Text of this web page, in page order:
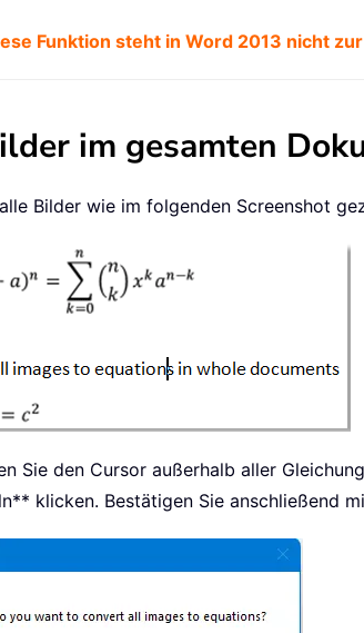
Funktion steht in Word 2013 nicht
im gesamten
Bilder wie im folgenden Screenshot
Sie den Cursor außerhalb aller
klicken. Bestätigen Sie anschließend